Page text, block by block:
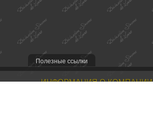
Полезные ссылки
ИНФОРМАЦИЯ О КОМПАНИИ